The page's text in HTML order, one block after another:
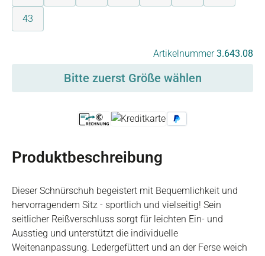
43
Artikelnummer3.643.08
Bitte zuerst Größe wählen
Produktbeschreibung
Dieser Schnürschuh begeistert mit Bequemlichkeit und
hervorragendem Sitz - sportlich und vielseitig! Sein
seitlicher Reißverschluss sorgt für leichten Ein- und
Ausstieg und unterstützt die individuelle
Weitenanpassung. Ledergefüttert und an der Ferse weich